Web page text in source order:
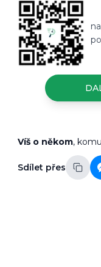
Víš o někom,
Sdílet přes